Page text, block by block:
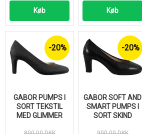
Køb Køb
GABOR PUMPS I
SORT TEKSTIL
MED GLIMMER
-20%
GABOR SOFT AND
SMART PUMPS I
SORT SKIND
-20%